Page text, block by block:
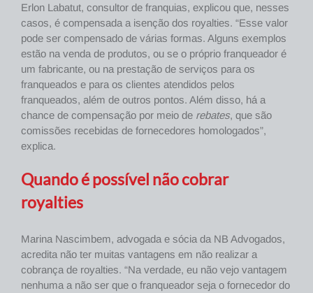
Erlon Labatut, consultor de franquias, explicou que, nesses
casos, é compensada a isenção dos royalties. “Esse valor
pode ser compensado de várias formas. Alguns exemplos
estão na venda de produtos, ou se o próprio franqueador é
um fabricante, ou na prestação de serviços para os
franqueados e para os clientes atendidos pelos
franqueados, além de outros pontos. Além disso, há a
chance de compensação por meio de rebates, que são
comissões recebidas de fornecedores homologados”,
explica.
Quando é possível não cobrar
royalties
Marina Nascimbem, advogada e sócia da NB Advogados,
acredita não ter muitas vantagens em não realizar a
cobrança de royalties. “Na verdade, eu não vejo vantagem
nenhuma a não ser que o franqueador seja o fornecedor do